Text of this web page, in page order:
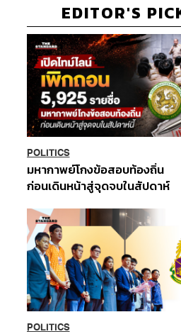
EDITOR'S
POLITICS
มหากาพย์โกงข้อสอบท้องถิ่น
ก่อนเดินหน้าสู่จุดจบในสัปดาห์
POLITICS